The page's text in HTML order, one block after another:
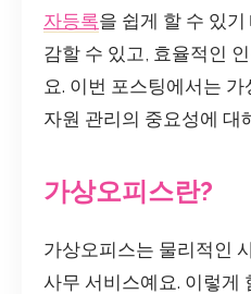
자등록을 쉽게 할 수 있
감할 수 있고, 효율적인
요. 이번 포스팅에서는
자원 관리의 중요성에 대
가상오피스란?
가상오피스는 물리적인
사무 서비스예요. 이렇게